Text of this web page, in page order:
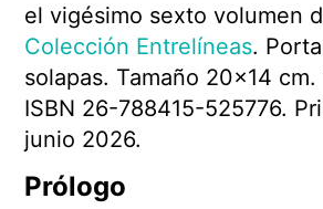
el vigésimo sexto volumen
Colección Entrelíneas.
solapas. Tamaño 20×14 cm.
ISBN 26-788415-525776.
junio 2026.
Prólogo